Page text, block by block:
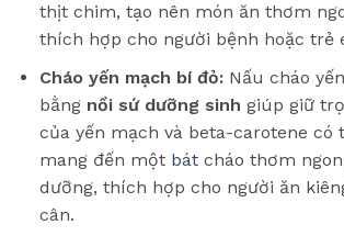
thịt chim, tạo nên món ăn thơm
thích hợp cho người bệnh hoặc trẻ
Cháo yến mạch bí đỏ:Nấu cháo
bằng nồi sứ dưỡng sinh giúp giữ
của yến mạch và beta-carotene có
mang đến một bátcháo thơm
dưỡng, thích hợp cho người ăn
cân.